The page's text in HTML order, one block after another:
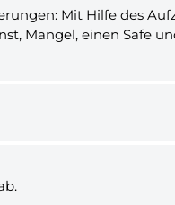
Mit Hilfe des
Mangel, einen Safe